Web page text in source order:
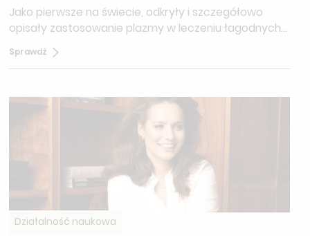
Jako pierwsze na świecie, odkryły i szczegółowo
opisały zastosowanie plazmy w leczeniu łagodnych
nowotworów skóry, które współwystępują z
genodermatozami.
Sprawdź
Działalność naukowa